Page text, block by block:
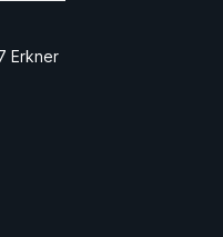
Erkner